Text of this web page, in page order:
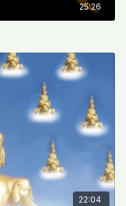
25:26
22:04